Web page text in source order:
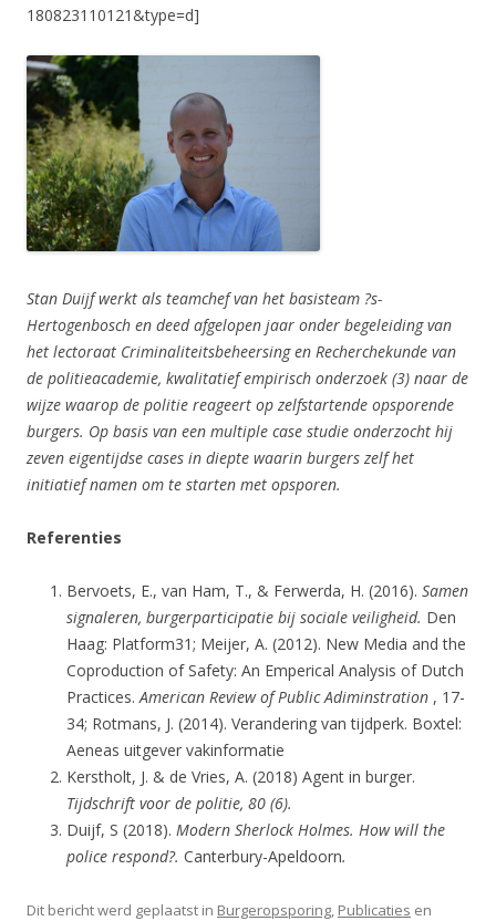
180823110121&type=d]
Stan Duijf werkt als teamchef van het basisteam ?s-
Hertogenbosch en deed afgelopen jaar onder begeleiding van
het lectoraat Criminaliteitsbeheersing en Recherchekunde van
de politieacademie, kwalitatief empirisch onderzoek (3) naar de
wijze waarop de politie reageert op zelfstartende opsporende
burgers. Op basis van een multiple case studie onderzocht hij
zeven eigentijdse cases in diepte waarin burgers zelf het
initiatief namen om te starten met opsporen.
Referenties
Bervoets, E., van Ham, T., & Ferwerda, H. (2016). Samen
signaleren, burgerparticipatie bij sociale veiligheid. Den
Haag: Platform31; Meijer, A. (2012). New Media and the
Coproduction of Safety: An Emperical Analysis of Dutch
Practices. American Review of Public Adiminstration , 17-
34; Rotmans, J. (2014). Verandering van tijdperk. Boxtel:
Aeneas uitgever vakinformatie
Kerstholt, J. & de Vries, A. (2018) Agent in burger.
Tijdschrift voor de politie, 80 (6).
Duijf, S (2018). Modern Sherlock Holmes. How will the
police respond?. Canterbury-Apeldoorn.
Dit bericht werd geplaatst in Burgeropsporing, Publicaties en